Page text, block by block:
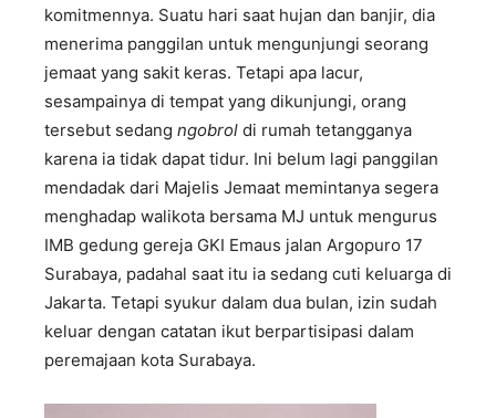
komitmennya. Suatu hari saat hujan dan banjir, dia
menerima panggilan untuk mengunjungi seorang
jemaat yang sakit keras. Tetapi apa lacur,
sesampainya di tempat yang dikunjungi, orang
tersebut sedang ngobrol di rumah tetangganya
karena ia tidak dapat tidur. Ini belum lagi panggilan
mendadak dari Majelis Jemaat memintanya segera
menghadap walikota bersama MJ untuk mengurus
IMB gedung gereja GKI Emaus jalan Argopuro 17
Surabaya, padahal saat itu ia sedang cuti keluarga di
Jakarta. Tetapi syukur dalam dua bulan, izin sudah
keluar dengan catatan ikut berpartisipasi dalam
peremajaan kota Surabaya.